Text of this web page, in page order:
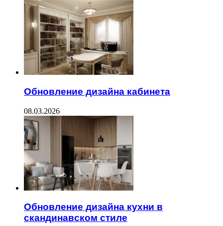
Обновление дизайна кабинета
08.03.2026
Обновление дизайна кухни в
скандинавском стиле